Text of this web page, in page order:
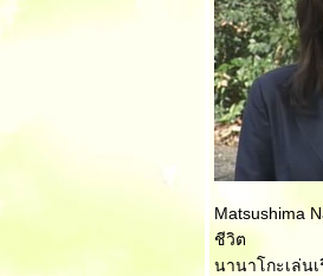
Matsushima
ชีวิต
นานาโกะเล่น